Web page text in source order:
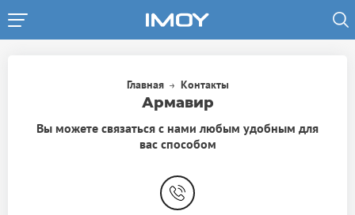
основному
Главная Контакты
Армавир
Вы можете связаться с нами любым удобным для
вас способом